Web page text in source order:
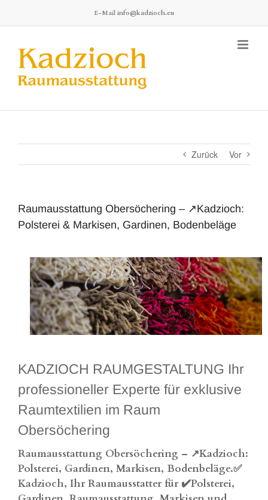
springen
E-Mail info@kadzioch.eu
Zurück Vor
Raumausstattung Obersöchering – ↗️Kadzioch:
Polsterei & Markisen, Gardinen, Bodenbeläge
KADZIOCH RAUMGESTALTUNG Ihr
professioneller Experte für exklusive
Raumtextilien im Raum
Obersöchering
Raumausstattung Obersöchering – ↗️Kadzioch:
Polsterei, Gardinen, Markisen, Bodenbeläge.✅
Kadzioch, Ihr Raumausstatter für ✔️Polsterei,